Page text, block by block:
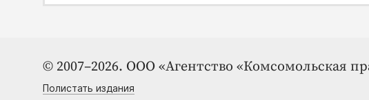
© 2007–2026. ООО «Агентство «Комсомольская
Полистать издания